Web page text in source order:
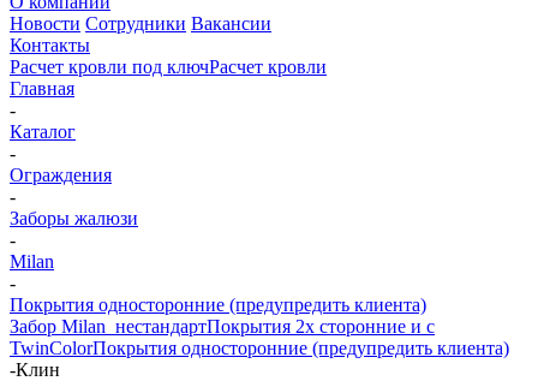
Новости Сотрудники Вакансии
Контакты
Расчет кровли под ключРасчет кровли
Главная
-
Каталог
-
Ограждения
-
Заборы жалюзи
-
Milan
-
Покрытия односторонние (предупредить клиента)
Забор Milan_нестандартПокрытия 2х сторонние и с
TwinColorПокрытия односторонние (предупредить клиента)
-Клин